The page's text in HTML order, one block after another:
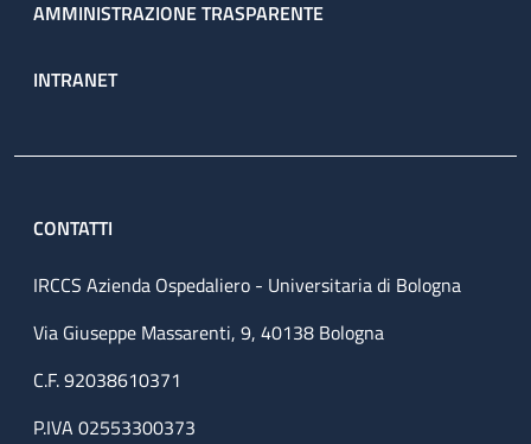
AMMINISTRAZIONE TRASPARENTE
INTRANET
CONTATTI
IRCCS Azienda Ospedaliero - Universitaria di Bologna
Via Giuseppe Massarenti, 9, 40138 Bologna
C.F. 92038610371
P.IVA 02553300373